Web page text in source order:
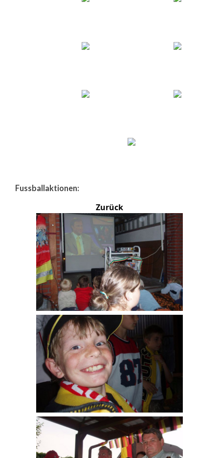
Fussballaktionen:
Zurück